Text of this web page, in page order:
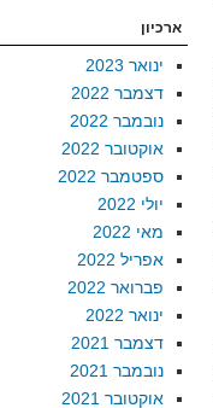
ארכיון
ינואר 2023
דצמבר 2022
נובמבר 2022
אוקטובר 2022
ספטמבר 2022
יולי 2022
מאי 2022
אפריל 2022
פברואר 2022
ינואר 2022
דצמבר 2021
נובמבר 2021
אוקטובר 2021